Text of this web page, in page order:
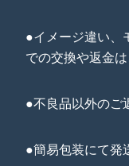
●イメージ違い、
での交換や返金
●不良品以外のご
●簡易包装にて発